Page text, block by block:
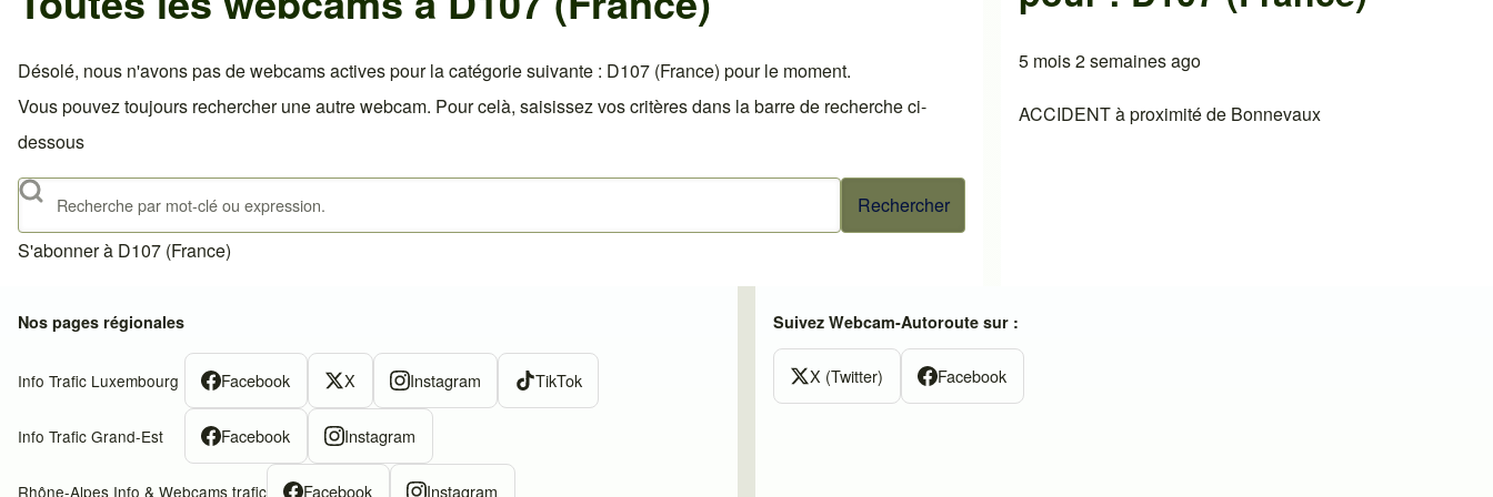
Désolé, nous n'avons pas de webcams actives pour la catégorie suivante : D107 (France) pour le moment.
Vous pouvez toujours rechercher une autre webcam. Pour celà, saisissez vos critères dans la barre de recherche ci-
dessous
Rechercher
S'abonner à D107 (France)
5 mois 2 semaines ago
ACCIDENT à proximité de Bonnevaux
Nos pages régionales
Info Trafic Luxembourg Facebook X Instagram TikTok
Info Trafic Grand-Est Facebook Instagram
Rhône-Alpes Info & Webcams trafic Facebook Instagram
Suivez Webcam-Autoroute sur :
X (Twitter) Facebook